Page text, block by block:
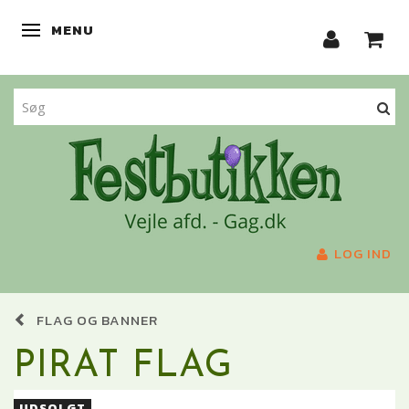
SKIFTE NAVIGATION
MENU
LOG IND
FLAG OG BANNER
PIRAT FLAG